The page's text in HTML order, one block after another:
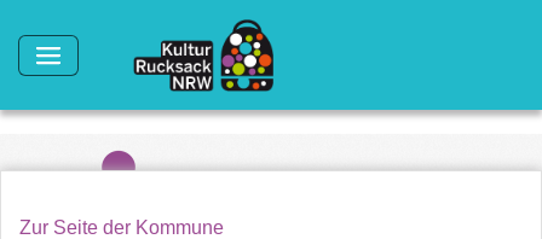
Zur Seite der Kommune